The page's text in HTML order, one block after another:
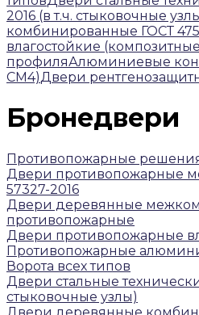
2016 (в т.ч. стыковочные
комбинированные ГОСТ
влагостойкие
профиляАлюминиевые
СМ4)Двери
Бронедвери
Противопожарные
Двери противопожарные
57327-2016
Двери деревянные
противопожарные
Двери противопожарные
Противопожарные
Ворота всех типов
Двери стальные
стыковочные узлы)